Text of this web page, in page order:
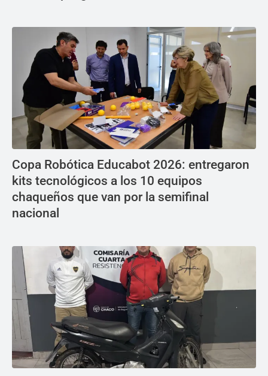
Copa Robótica Educabot 2026: entregaron
kits tecnológicos a los 10 equipos
chaqueños que van por la semifinal
nacional